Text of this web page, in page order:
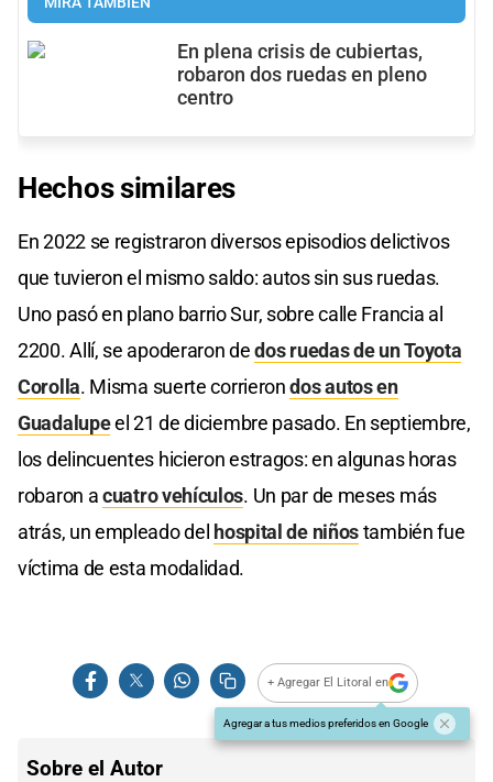
En plena crisis de cubiertas,
robaron dos ruedas en pleno
centro
Hechos similares
En 2022 se registraron diversos episodios delictivos
que tuvieron el mismo saldo: autos sin sus ruedas.
Uno pasó en plano barrio Sur, sobre calle Francia al
2200. Allí, se apoderaron dedos ruedas de un Toyota
Corolla. Misma suerte corrierondos autos en
Guadalupeel 21 de diciembre pasado. En septiembre,
los delincuentes hicieron estragos: en algunas horas
robaron acuatro vehículos. Un par de meses más
atrás, un empleado del hospital de niñostambién fue
víctima de esta modalidad.
+ Agregar El Litoral en
Agregar a tus medios preferidos en Google
Sobre el Autor